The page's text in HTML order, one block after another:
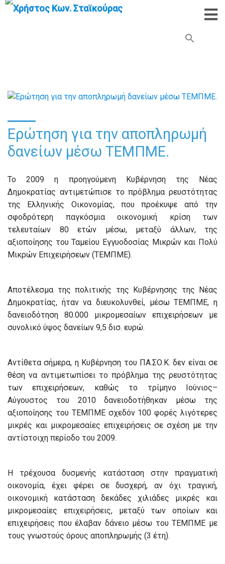
Ερώτηση για την αποπληρωμή
δανείων μέσω ΤΕΜΠΜΕ.
Το 2009 η προηγούμενη Κυβέρνηση της Νέας
Δημοκρατίας αντιμετώπισε το πρόβλημα ρευστότητας
της Ελληνικής Οικονομίας, που προέκυψε από την
σφοδρότερη παγκόσμια οικονομική κρίση των
τελευταίων 80 ετών μέσω, μεταξύ άλλων, της
αξιοποίησης του Ταμείου Εγγυοδοσίας Μικρών και Πολύ
Μικρών Επιχειρήσεων (ΤΕΜΠΜΕ).
Αποτέλεσμα της πολιτικής της Κυβέρνησης της Νέας
Δημοκρατίας, ήταν να διευκολυνθεί, μέσω ΤΕΜΠΜΕ, η
δανειοδότηση 80.000 μικρομεσαίων επιχειρήσεων με
συνολικό ύψος δανείων 9,5 δισ. ευρώ.
Αντίθετα σήμερα, η Κυβέρνηση του ΠΑ.ΣΟ.Κ. δεν είναι σε
θέση να αντιμετωπίσει το πρόβλημα της ρευστότητας
των επιχειρήσεων, καθώς το τρίμηνο Ιούνιος–
Αύγουστος του 2010 δανειοδοτήθηκαν μέσω της
αξιοποίησης του ΤΕΜΠΜΕ σχεδόν 100 φορές λιγότερες
μικρές και μικρομεσαίες επιχειρήσεις σε σχέση με την
αντίστοιχη περίοδο του 2009.
Η τρέχουσα δυσμενής κατάσταση στην πραγματική
οικονομία, έχει φέρει σε δυσχερή, αν όχι τραγική,
οικονομική κατάσταση δεκάδες χιλιάδες μικρές και
μικρομεσαίες επιχειρήσεις, μεταξύ των οποίων και
επιχειρήσεις που έλαβαν δάνειο μέσω του ΤΕΜΠΜΕ με
τους γνωστούς όρους αποπληρωμής (3 έτη).